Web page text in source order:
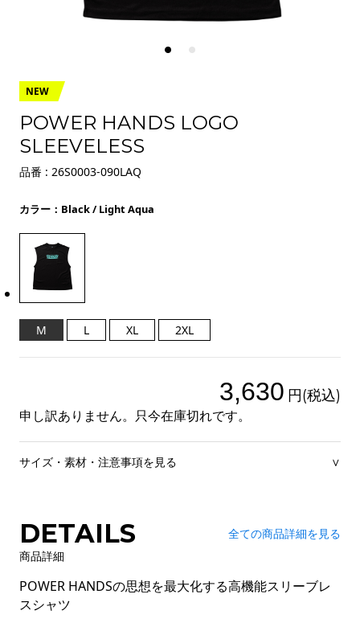
NEW
POWER HANDS LOGO
SLEEVELESS
品番 : 26S0003-090LAQ
カラー：Black / Light Aqua
M L XL 2XL
3,630 円(税込)
申し訳ありません。只今在庫切れです。
サイズ・素材・注意事項を見る ∨
DETAILS 全ての商品詳細を見る
商品詳細
POWER HANDSの思想を最大化する高機能スリーブレ
スシャツ